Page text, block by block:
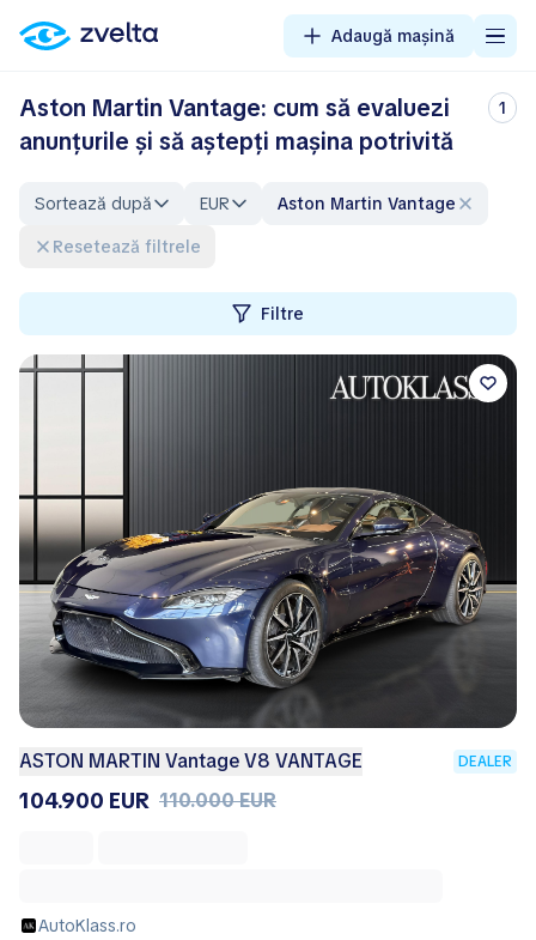
Adaugă mașină
Aston Martin Vantage: cum să evaluezi
anunțurile și să aștepți mașina potrivită
1
Sortează după EUR
Aston Martin Vantage
Resetează filtrele
Filtre
ASTON MARTIN Vantage V8 VANTAGE DEALER
104.900 EUR 110.000 EUR
AutoKlass.ro